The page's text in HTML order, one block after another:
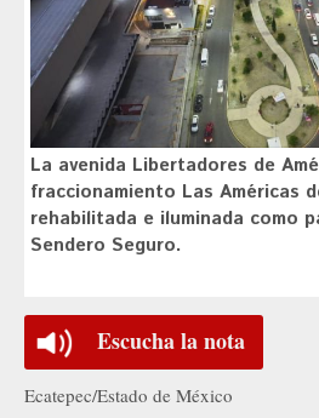
La avenida Libertadores de
fraccionamiento Las Américas
rehabilitada e iluminada como
Sendero Seguro.
Escucha la nota
Ecatepec/Estado de México